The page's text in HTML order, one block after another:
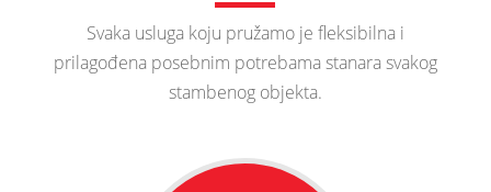
Svaka usluga koju pružamo je fleksibilna i
prilagođena posebnim potrebama stanara svakog
stambenog objekta.